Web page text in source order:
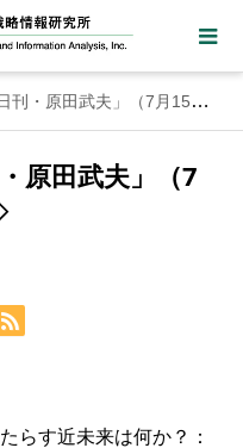
武夫」（7月15日号)発売開始！◇
原田武夫」（7
らす近未来は何か？：